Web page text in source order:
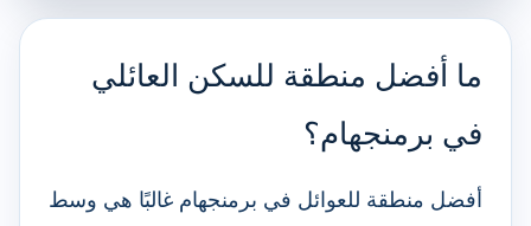
ما أفضل منطقة للسكن العائلي
في برمنجهام؟
أفضل منطقة للعوائل في برمنجهام غالبًا هي وسط